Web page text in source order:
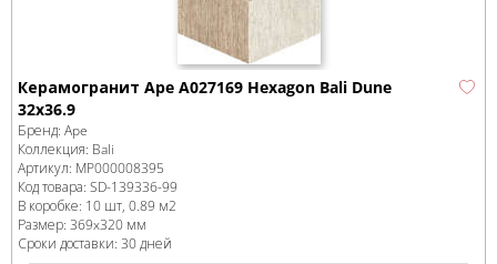
Керамогранит Ape A027169 Hexagon Bali Dune
32х36.9
Бренд: Ape
Коллекция: Bali
Артикул: MP000008395
Код товара: SD-139336-99
В коробке: 10 шт, 0.89 м2
Размер: 369x320 мм
Сроки доставки: 30 дней